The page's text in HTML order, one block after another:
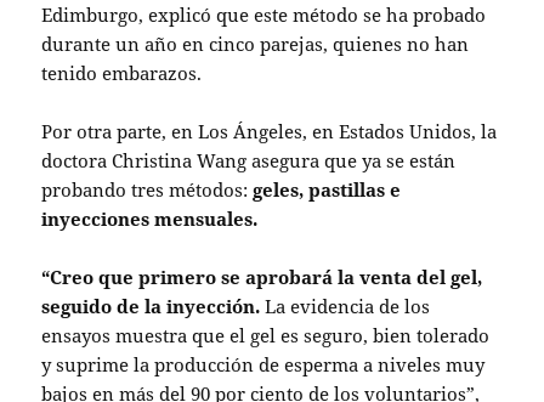
Edimburgo, explicó que este método se ha probado
durante un año en cinco parejas, quienes no han
tenido embarazos.
Por otra parte, en Los Ángeles, en Estados Unidos, la
doctora Christina Wang asegura que ya se están
probando tres métodos:geles, pastillas e
inyecciones mensuales.
“Creo que primero se aprobará la venta del gel,
seguido de la inyección. La evidencia de los
ensayos muestra que el gel es seguro, bien tolerado
y suprime la producción de esperma a niveles muy
bajos en más del 90 por ciento de los voluntarios”,